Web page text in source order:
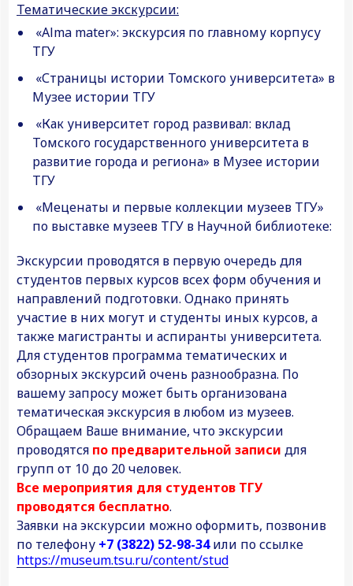
Тематические экскурсии:
«Alma mater»: экскурсия по главному корпусу
ТГУ
«Страницы истории Томского университета» в
Музее истории ТГУ
«Как университет город развивал: вклад
Томского государственного университета в
развитие города и региона» в Музее истории
ТГУ
«Меценаты и первые коллекции музеев ТГУ»
по выставке музеев ТГУ в Научной библиотеке:
Экскурсии проводятся в первую очередь для
студентов первых курсов всех форм обучения и
направлений подготовки. Однако принять
участие в них могут и студенты иных курсов, а
также магистранты и аспиранты университета.
Для студентов программа тематических и
обзорных экскурсий очень разнообразна. По
вашему запросу может быть организована
тематическая экскурсия в любом из музеев.
Обращаем Ваше внимание, что экскурсии
проводятся по предварительной записи для
групп от 10 до 20 человек.
Все мероприятия для студентов ТГУ
проводятся бесплатно.
Заявки на экскурсии можно оформить, позвонив
по телефону +7 (3822) 52-98-34или по ссылке
https://museum.tsu.ru/content/stud